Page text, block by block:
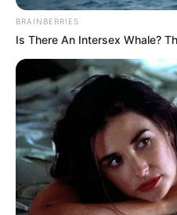
Magyar Péter ritkán
BRAINBERRIES
Is There An Intersex Whale?